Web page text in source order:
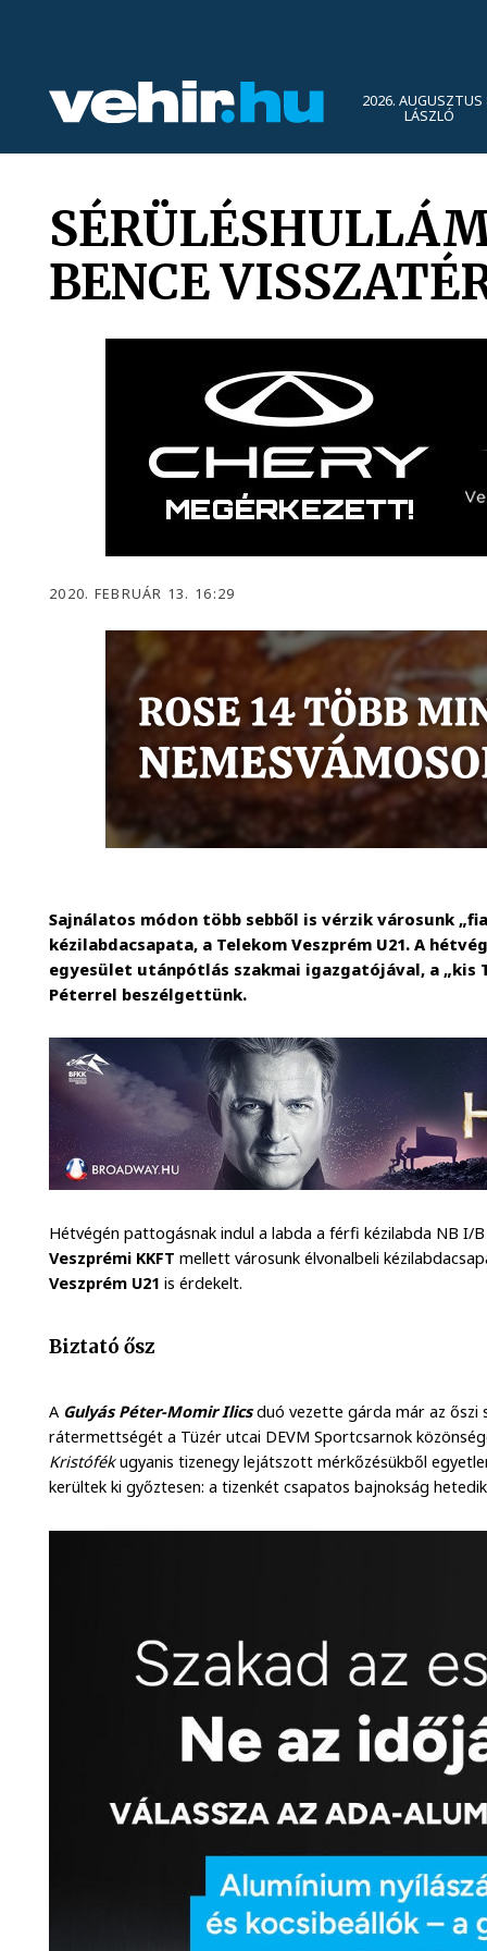
2026. AUGUSZTUS
LÁSZLÓ
BENCE
2020. FEBRUÁR 13. 16:29
Sajnálatos módon több sebből is vérzik városunk
kézilabdacsapata, a Telekom Veszprém U21. A
egyesület utánpótlás szakmai igazgatójával, a „kis
Péterrel beszélgettünk.
Hétvégén pattogásnak indul a labda a férfi kézilabda NB I/
Veszprémi KKFTmellett városunk élvonalbeli
Veszprém U21 is érdekelt.
Biztató ősz
A Gulyás Péter-Momir Ilicsduó vezette gárda már az őszi
rátermettségét a Tüzér utcai DEVM Sportcsarnok
Kristófékugyanis tizenegy lejátszott mérkőzésükből
kerültek ki győztesen: a tizenkét csapatos bajnokság